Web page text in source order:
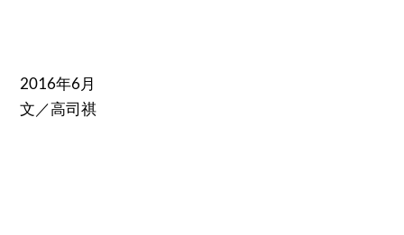
2016年6月
文／高司祺